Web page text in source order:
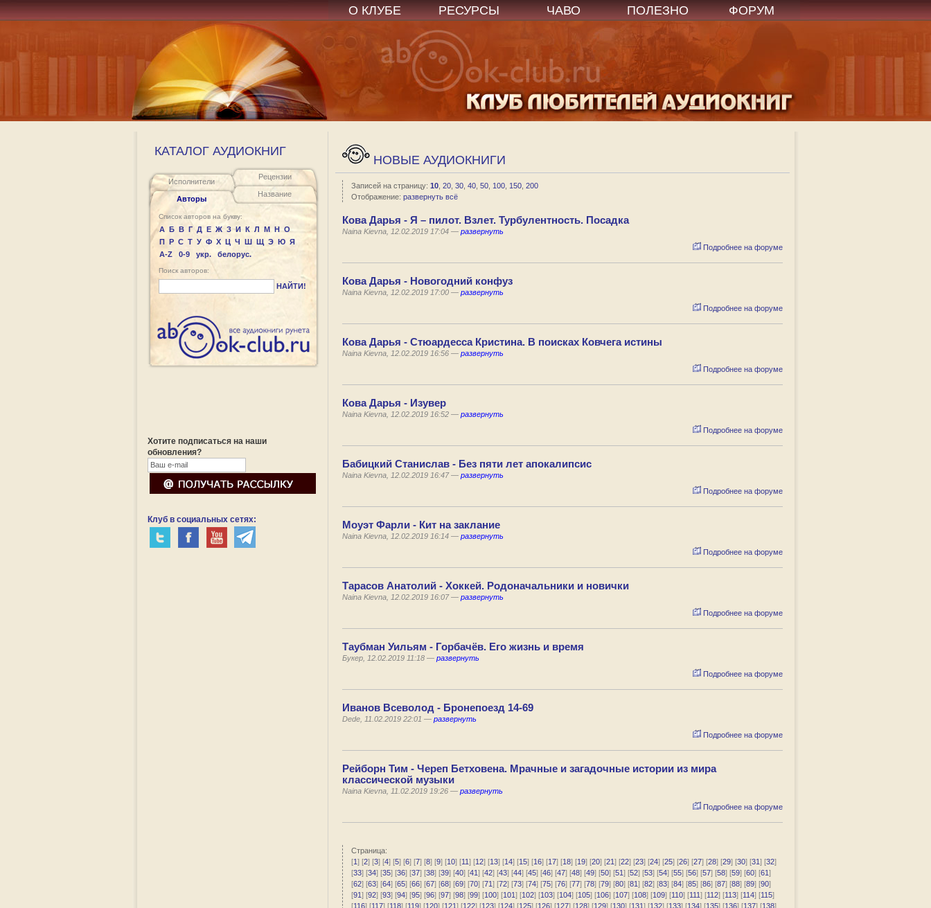
О КЛУБЕ РЕСУРСЫ ЧАВО ПОЛЕЗНО ФОРУМ
КАТАЛОГ АУДИОКНИГ
Исполнители
Авторы
Рецензии
Название
Список авторов на букву:
А Б В Г Д Е Ж З И К Л М Н О
П Р С Т У Ф Х Ц Ч Ш Щ Э Ю Я
A-Z
0-9 укр. белорус.
Поиск авторов:
НАЙТИ!
Хотите подписаться на наши
обновления?
Клуб в социальных сетях:
НОВЫЕ АУДИОКНИГИ
Записей на страницу: 10, 20, 30, 40, 50, 100, 150, 200
Отображение: развернуть всё
Кова Дарья - Я – пилот. Взлет. Турбулентность. Посадка
Naina Kievna, 12.02.2019 17:04 — развернуть
Подробнее на форуме
Кова Дарья - Новогодний конфуз
Naina Kievna, 12.02.2019 17:00 — развернуть
Подробнее на форуме
Кова Дарья - Стюардесса Кристина. В поисках Ковчега истины
Naina Kievna, 12.02.2019 16:56 — развернуть
Подробнее на форуме
Кова Дарья - Изувер
Naina Kievna, 12.02.2019 16:52 — развернуть
Подробнее на форуме
Бабицкий Станислав - Без пяти лет апокалипсис
Naina Kievna, 12.02.2019 16:47 — развернуть
Подробнее на форуме
Моуэт Фарли - Кит на заклание
Naina Kievna, 12.02.2019 16:14 — развернуть
Подробнее на форуме
Тарасов Анатолий - Хоккей. Родоначальники и новички
Naina Kievna, 12.02.2019 16:07 — развернуть
Подробнее на форуме
Таубман Уильям - Горбачёв. Его жизнь и время
Букер, 12.02.2019 11:18 — развернуть
Подробнее на форуме
Иванов Всеволод - Бронепоезд 14-69
Dede, 11.02.2019 22:01 — развернуть
Подробнее на форуме
Рейборн Тим - Череп Бетховена. Мрачные и загадочные истории из мира
классической музыки
Naina Kievna, 11.02.2019 19:26 — развернуть
Подробнее на форуме
Страница:
[1] [2] [3] [4] [5] [6] [7] [8] [9] [10] [11] [12] [13] [14] [15] [16] [17] [18] [19] [20] [21] [22] [23] [24] [25] [26] [27] [28] [29] [30] [31] [32]
[33] [34] [35] [36] [37] [38] [39] [40] [41] [42] [43] [44] [45] [46] [47] [48] [49] [50] [51] [52] [53] [54] [55] [56] [57] [58] [59] [60] [61]
[62] [63] [64] [65] [66] [67] [68] [69] [70] [71] [72] [73] [74] [75] [76] [77] [78] [79] [80] [81] [82] [83] [84] [85] [86] [87] [88] [89] [90]
[91] [92] [93] [94] [95] [96] [97] [98] [99] [100] [101] [102] [103] [104] [105] [106] [107] [108] [109] [110] [111] [112] [113] [114] [115]
[116] [117] [118] [119] [120] [121] [122] [123] [124] [125] [126] [127] [128] [129] [130] [131] [132] [133] [134] [135] [136] [137] [138]